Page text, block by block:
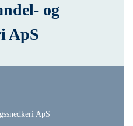
og
ApS
ApS